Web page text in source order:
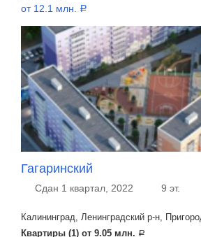
от 12.1 млн. a
Гагаринский
Сдан 1 квартал, 2022 9 эт.
Калининград, Ленинградский р-н,
Квартиры (1) от 9.05 млн. a